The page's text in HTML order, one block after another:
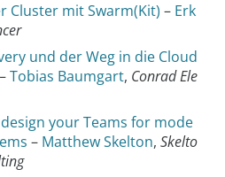
Cluster mit Swarm(Kit) – Erk
und der Weg in die Cloud
–Tobias Baumgart, Conrad Ele
your Teams for mode
– Matthew Skelton, Skelto